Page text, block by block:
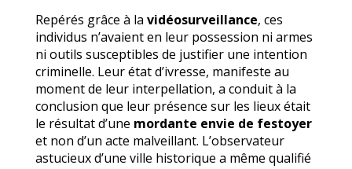
Repérés grâce à la vidéosurveillance, ces
individus n’avaient en leur possession ni armes
ni outils susceptibles de justifier une intention
criminelle. Leur état d’ivresse, manifeste au
moment de leur interpellation, a conduit à la
conclusion que leur présence sur les lieux était
le résultat d’une mordante envie de festoyer
et non d’un acte malveillant. L’observateur
astucieux d’une ville historique a même qualifié